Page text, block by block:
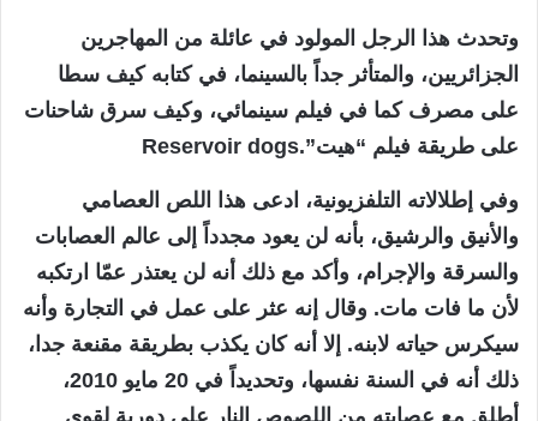
وتحدث هذا الرجل المولود في عائلة من المهاجرين
الجزائريين، والمتأثر جداً بالسينما، في كتابه كيف سطا
على مصرف كما في فيلم سينمائي، وكيف سرق شاحنات
على طريقة فيلم “هيت”.Reservoir dogs
وفي إطلالاته التلفزيونية، ادعى هذا اللص العصامي
والأنيق والرشيق، بأنه لن يعود مجدداً إلى عالم العصابات
والسرقة والإجرام، وأكد مع ذلك أنه لن يعتذر عمّا ارتكبه
لأن ما فات مات. وقال إنه عثر على عمل في التجارة وأنه
سيكرس حياته لابنه. إلا أنه كان يكذب بطريقة مقنعة جدا،
ذلك أنه في السنة نفسها، وتحديداً في 20 مايو 2010،
أطلق مع عصابته من اللصوص النار على دورية لقوى